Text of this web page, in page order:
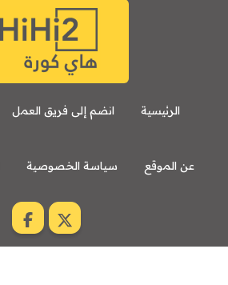
الرئيسية انضم إلى فريق العمل
عن الموقع سياسة الخصوصية